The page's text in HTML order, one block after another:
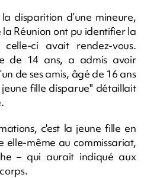
disparition d’une mineure,
la Réunion ont pu identifier la
ci avait rendez-vous.
de 14 ans, a admis avoir
de ses amis, âgé de 16 ans
fille disparue" détaillait
c'est la jeune fille en
elle-même au commissariat,
– qui aurait indiqué aux